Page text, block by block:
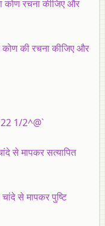
कोण रचना कीजिए और
की रचना कीजिए और
1/2^@`
से मापकर सत्यापित
से मापकर पुष्टि